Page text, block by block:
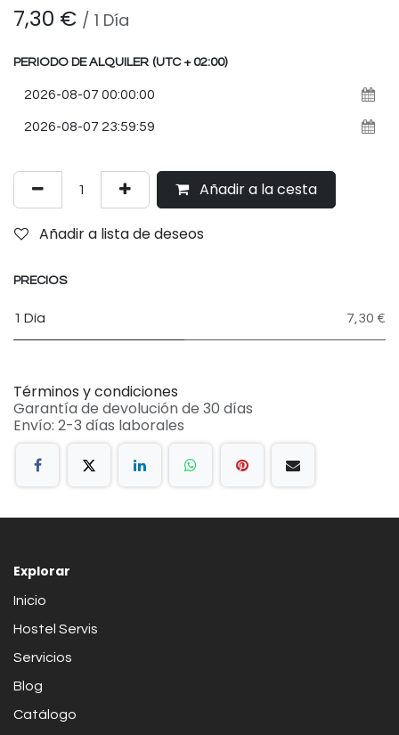
7,30 € / 1 Día
PERIODO DE ALQUILER (UTC + 02:00)
Añadir a la cesta
Añadir a lista de deseos
PRECIOS
1 Día 7,30 €
Términos y condiciones
Garantía de devolución de 30 días
Envío: 2-3 días laborales
Explorar
Inicio
Hostel Servis
Servicios
Blog
Catálogo